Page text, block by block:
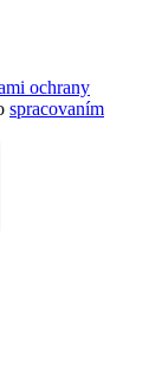
ochrany
spracovaním